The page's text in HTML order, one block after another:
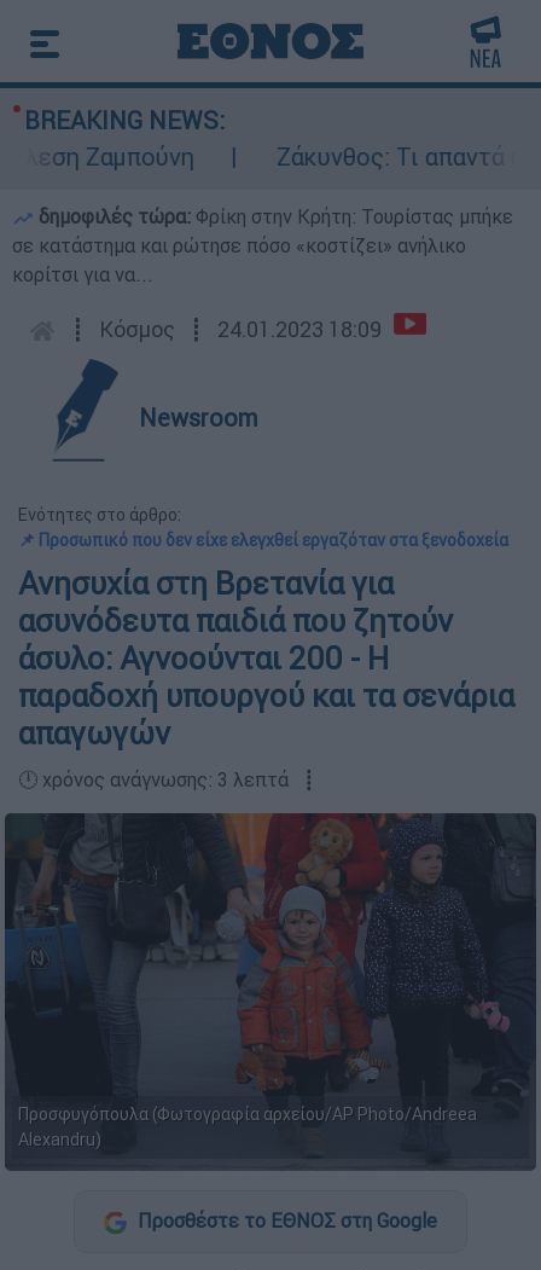
BREAKING NEWS:
Ζαμπούνη
Ζάκυνθος: Τι απαντά η
δημοφιλές τώρα: Φρίκη στην Κρήτη: Τουρίστας μπήκε
σε κατάστημα και ρώτησε πόσο «κοστίζει» ανήλικο
κορίτσι για να...
┋ Κόσμος ┋ 24.01.2023 18:09
Newsroom
Ενότητες στο άρθρο:
📌 Προσωπικό που δεν είχε ελεγχθεί εργαζόταν στα ξενοδοχεία
Ανησυχία στη Βρετανία για
ασυνόδευτα παιδιά που ζητούν
άσυλο: Αγνοούνται 200 - Η
παραδοχή υπουργού και τα σενάρια
απαγωγών
🕛 χρόνος ανάγνωσης: 3 λεπτά ┋
Προσφυγόπουλα (Φωτογραφία αρχείου/AP Photo/Andreea
Alexandru)
Προσθέστε το ΕΘΝΟΣ στη Google